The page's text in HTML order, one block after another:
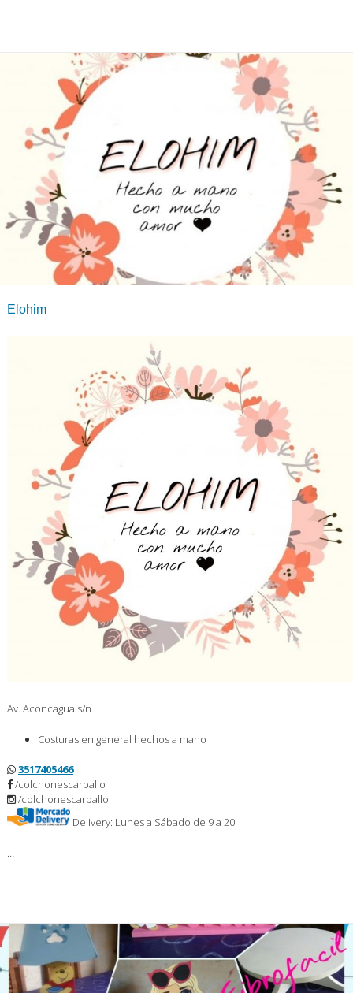
Elohim
Av. Aconcagua s/n
Costuras en general hechos a mano
3517405466
/colchonescarballo
/colchonescarballo
Delivery: Lunes a Sábado de 9 a 20
…